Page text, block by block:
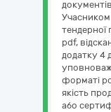
Учасником
тендерної
pdf,
додатку 4
форматі
якість
або